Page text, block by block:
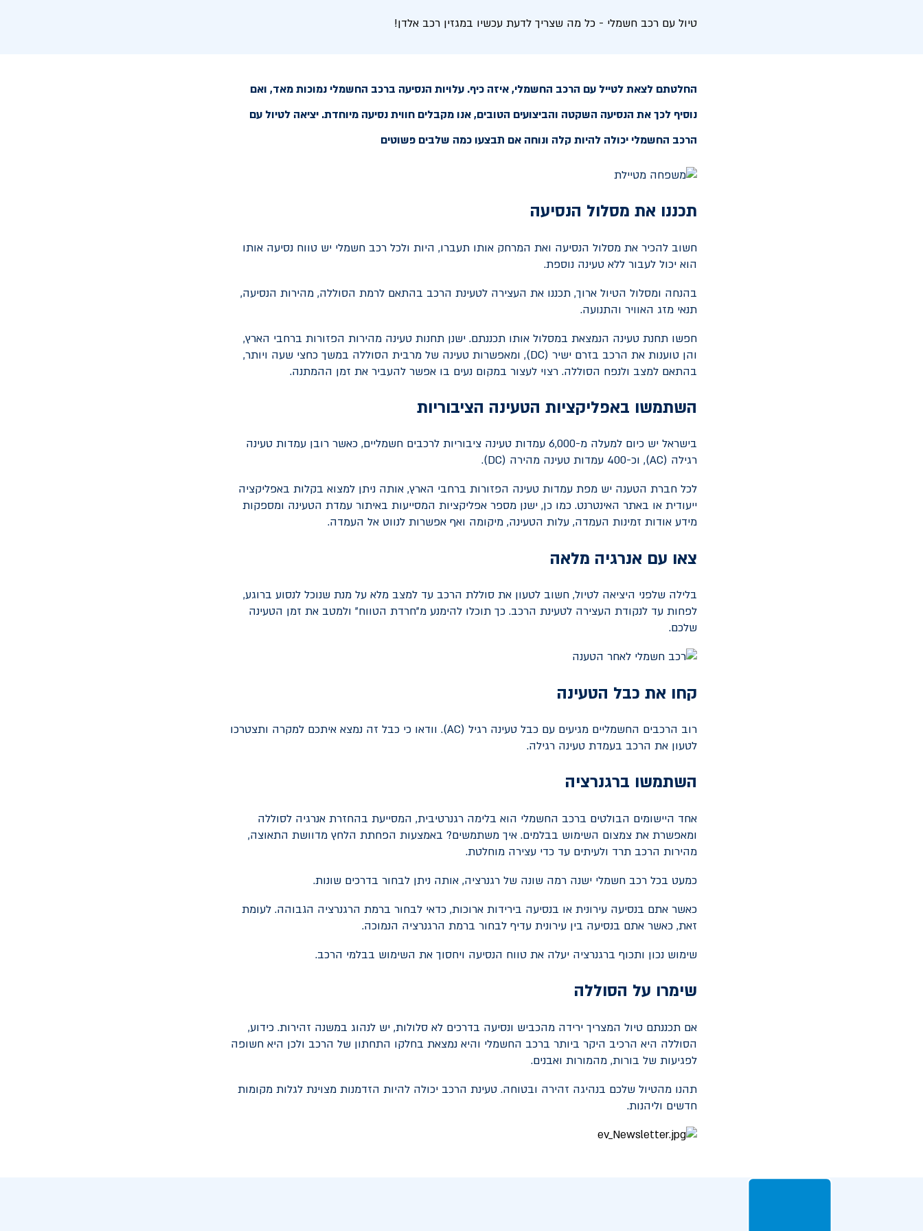
טיול עם רכב חשמלי - כל מה שצריך לדעת עכשיו במגזין רכב אלדן!
החלטתם לצאת לטייל עם הרכב החשמלי, איזה כיף. עלויות הנסיעה ברכב החשמלי נמוכות מאד, ואם
נוסיף לכך את הנסיעה השקטה והביצועים הטובים, אנו מקבלים חווית נסיעה מיוחדת. יציאה לטיול עם
הרכב החשמלי יכולה להיות קלה ונוחה אם תבצעו כמה שלבים פשוטים
תכננו את מסלול הנסיעה
חשוב להכיר את מסלול הנסיעה ואת המרחק אותו תעברו, היות ולכל רכב חשמלי יש טווח נסיעה אותו
הוא יכול לעבור ללא טעינה נוספת.
בהנחה ומסלול הטיול ארוך, תכננו את העצירה לטעינת הרכב בהתאם לרמת הסוללה, מהירות הנסיעה,
תנאי מזג האוויר והתנועה.
חפשו תחנת טעינה הנמצאת במסלול אותו תכננתם. ישנן תחנות טעינה מהירות הפזורות ברחבי הארץ,
והן טוענות את הרכב בזרם ישיר (DC), ומאפשרות טעינה של מרבית הסוללה במשך כחצי שעה ויותר,
בהתאם למצב ולנפח הסוללה. רצוי לעצור במקום נעים בו אפשר להעביר את זמן ההמתנה.
השתמשו באפליקציות הטעינה הציבוריות
בישראל יש כיום למעלה מ-6,000 עמדות טעינה ציבוריות לרכבים חשמליים, כאשר רובן עמדות טעינה
רגילה (AC), וכ-400 עמדות טעינה מהירה ( DC
).
לכל חברת הטענה יש מפת עמדות טעינה הפזורות ברחבי הארץ, אותה ניתן למצוא בקלות באפליקציה
ייעודית או באתר האינטרנט. כמו כן, ישנן מספר אפליקציות המסייעות באיתור עמדת הטעינה ומספקות
מידע אודות זמינות העמדה, עלות הטעינה, מיקומה ואף אפשרות לנווט אל העמדה.
צאו עם אנרגיה מלאה
בלילה שלפני היציאה לטיול, חשוב לטעון את סוללת הרכב עד למצב מלא על מנת שנוכל לנסוע ברוגע,
לפחות עד לנקודת העצירה לטעינת הרכב. כך תוכלו להימנע מ"חרדת הטווח" ולמטב את זמן הטעינה
שלכם.
קחו את כבל הטעינה
רוב הרכבים החשמליים מגיעים עם כבל טעינה רגיל (AC). וודאו כי כבל זה נמצא איתכם למקרה ותצטרכו
לטעון את הרכב בעמדת טעינה רגילה.
השתמשו ברגנרציה
אחד היישומים הבולטים ברכב החשמלי הוא בלימה רגנרטיבית, המסייעת בהחזרת אנרגיה לסוללה
ומאפשרת את צמצום השימוש בבלמים. איך משתמשים? באמצעות הפחתת הלחץ מדוושת התאוצה,
מהירות הרכב תרד ולעיתים עד כדי עצירה מוחלטת.
כמעט בכל רכב חשמלי ישנה רמה שונה של רגנרציה, אותה ניתן לבחור בדרכים שונות.
כאשר אתם בנסיעה עירונית או בנסיעה בירידות ארוכות, כדאי לבחור ברמת הרגנרציה הגבוהה. לעומת
זאת, כאשר אתם בנסיעה בין עירונית עדיף לבחור ברמת הרגנרציה הנמוכה.
שימוש נכון ותכוף ברגנרציה יעלה את טווח הנסיעה ויחסוך את השימוש בבלמי הרכב.
שימרו על הסוללה
אם תכננתם טיול המצריך ירידה מהכביש ונסיעה בדרכים לא סלולות, יש לנהוג במשנה זהירות. כידוע,
הסוללה היא הרכיב היקר ביותר ברכב החשמלי והיא נמצאת בחלקו התחתון של הרכב ולכן היא חשופה
לפגיעות של בורות, מהמורות ואבנים.
תהנו מהטיול שלכם בנהיגה זהירה ובטוחה. טעינת הרכב יכולה להיות הזדמנות מצוינת לגלות מקומות
חדשים וליהנות.